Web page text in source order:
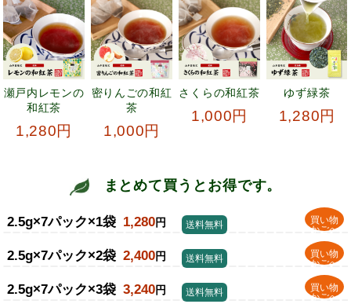
瀬戸内レモンの
和紅茶
1,280円
密りんごの和紅
茶
1,000円
さくらの和紅茶
1,000円
ゆず緑茶
1,280円
まとめて買うとお得です。
2.5g×7パック×1袋 1,280円
買い物
かごへ
送料無料
2.5g×7パック×2袋 2,400円
買い物
かごへ
送料無料
2.5g×7パック×3袋 3,240円
買い物
かごへ
送料無料